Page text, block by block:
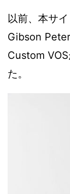
以前、本サ
Gibson
Custom
た。